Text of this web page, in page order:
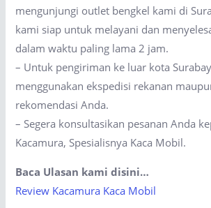
mengunjungi outlet bengkel kami di
kami siap untuk melayani dan
dalam waktu paling lama 2 jam.
– Untuk pengiriman ke luar kota
menggunakan ekspedisi rekanan
rekomendasi Anda.
– Segera konsultasikan pesanan Anda
Kacamura, Spesialisnya Kaca Mobil.
Baca Ulasan kami disini…
Review Kacamura Kaca Mobil